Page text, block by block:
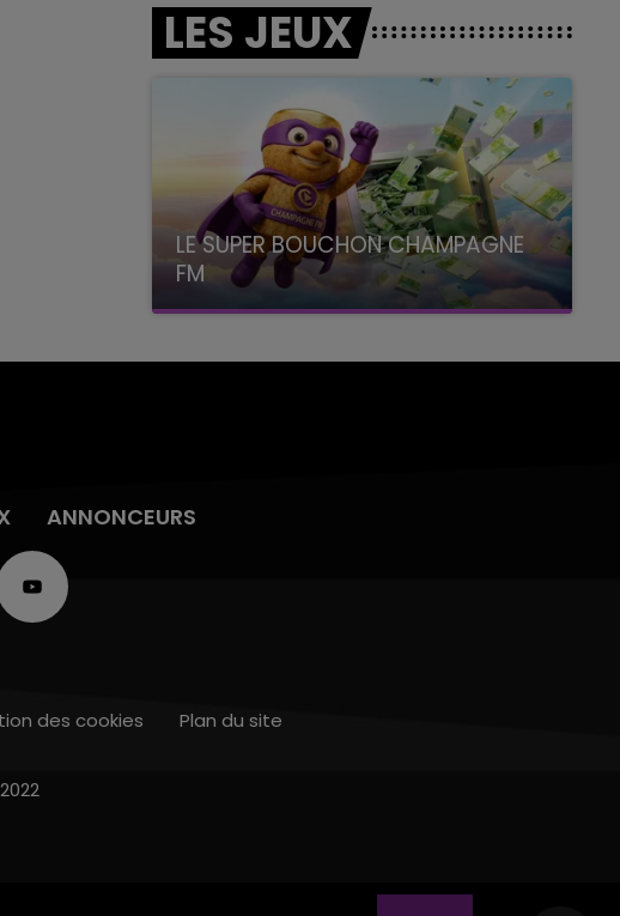
LES JEUX
LE SUPER BOUCHON CHAMPAGNE
FM
avec La Famille Champagne FM, à 8H10
ANNONCEURS
des cookies Plan du site
2022